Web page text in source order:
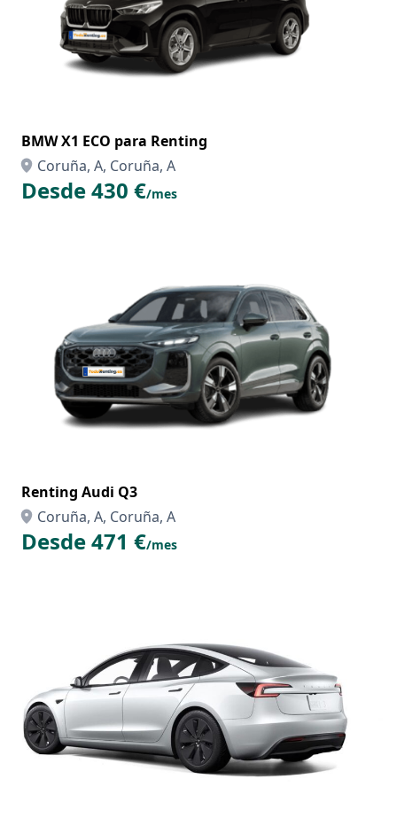
BMW X1 ECO para Renting
Coruña, A, Coruña, A
Desde 430 €/mes
Renting Audi Q3
Coruña, A, Coruña, A
Desde 471 €/mes